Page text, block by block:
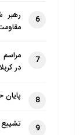
6
7
در
8
9 تشییع